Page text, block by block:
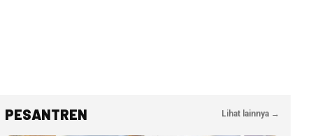
PESANTREN Lihat lainnya →